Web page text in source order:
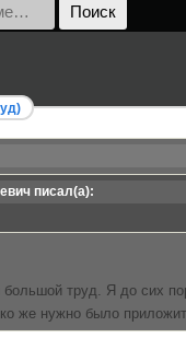
писал(а):
большой труд. Я до сих
же нужно было